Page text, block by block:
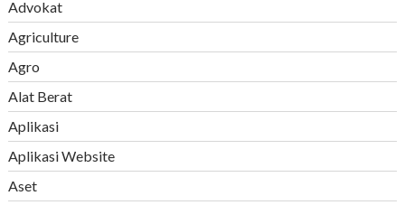
Advokat
Agriculture
Agro
Alat Berat
Aplikasi
Aplikasi Website
Aset